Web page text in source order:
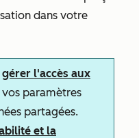
dans votre
gérer l'accès aux
vos paramètres
partagées.
et la